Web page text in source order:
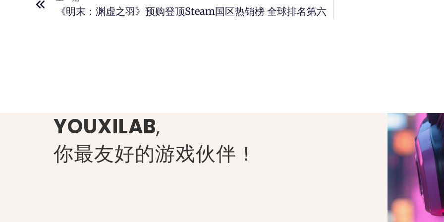
《明末：渊虚之羽》预购登顶Steam国区热销榜 全球排名第六
YOUXILAB,
你最友好的游戏伙伴！